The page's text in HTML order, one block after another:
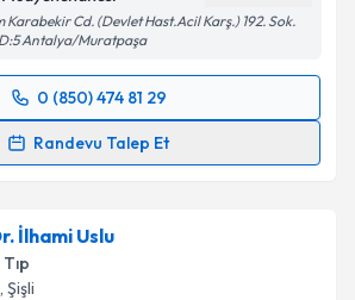
işlenmesine ilişkinAydınlatma
okudum ve kişisel verilerimin belirtilen
işlenmesini kabul ediyorum.
Takvim Talebini Gönder
Karabekir Cd. (Devlet Hast.Acil Karş.) 192. Sok.
Antalya/Muratpaşa
0 (850) 474 81 29
Randevu Talep Et
Talebi
e-posta ile bilgilendireceğiz.
İlhami Uslu
, Şişli